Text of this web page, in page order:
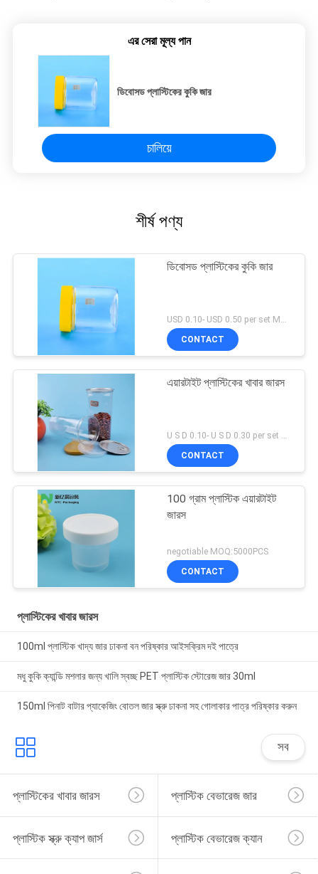
এর সেরা মূল্য পান
ডিবোসড প্লাস্টিকের কুকি জার
চালিয়ে
শীর্ষ পণ্য
ডিবোসড প্লাস্টিকের কুকি জার
USD 0.10- USD 0.50 per set MOQ:10000SET
CONTACT
এয়ারটাইট প্লাস্টিকের খাবার জারস
CONTACT
100 গ্রাম প্লাস্টিক এয়ারটাইট
জারস
negotiable MOQ:5000PCS
CONTACT
প্লাস্টিকের খাবার জারস
100ml প্লাস্টিক খাদ্য জার ঢাকনা বন পরিষ্কার আইসক্রিম দই পাত্রে
মধু কুকি ক্যান্ডি মশলার জন্য খালি স্বচ্ছ PET প্লাস্টিক স্টোরেজ জার 30ml
150ml পিনাট বাটার প্যাকেজিং বোতল জার স্ক্রু ঢাকনা সহ গোলাকার পাত্র পরিষ্কার করুন
সব
প্লাস্টিকের খাবার জারস প্লাস্টিক বেভারেজ জার
প্লাস্টিক স্ক্রু ক্যাপ জার্স প্লাস্টিক বেভারেজ ক্যান